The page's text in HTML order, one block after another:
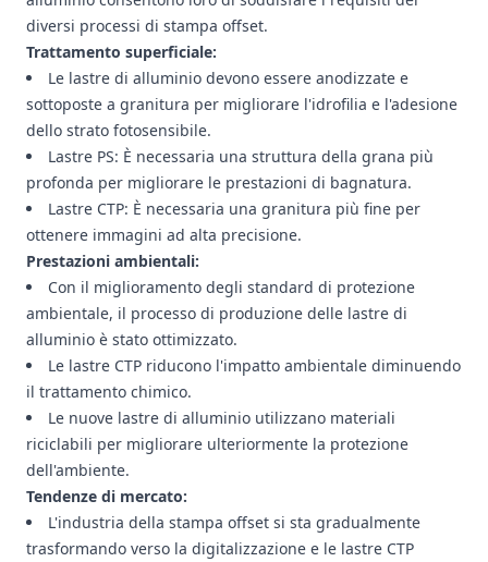
diversi processi di stampa offset.
Trattamento superficiale:
Le lastre di alluminio devono essere anodizzate e
sottoposte a granitura per migliorare l'idrofilia e l'adesione
dello strato fotosensibile.
Lastre PS: È necessaria una struttura della grana più
profonda per migliorare le prestazioni di bagnatura.
Lastre CTP: È necessaria una granitura più fine per
ottenere immagini ad alta precisione.
Prestazioni ambientali:
Con il miglioramento degli standard di protezione
ambientale, il processo di produzione delle lastre di
alluminio è stato ottimizzato.
Le lastre CTP riducono l'impatto ambientale diminuendo
il trattamento chimico.
Le nuove lastre di alluminio utilizzano materiali
riciclabili per migliorare ulteriormente la protezione
dell'ambiente.
Tendenze di mercato:
L'industria della stampa offset si sta gradualmente
trasformando verso la digitalizzazione e le lastre CTP